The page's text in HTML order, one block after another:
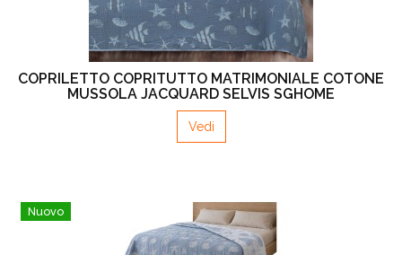
COPRILETTO COPRITUTTO MATRIMONIALE COTONE
MUSSOLA JACQUARD SELVIS SGHOME
Vedi
Nuovo